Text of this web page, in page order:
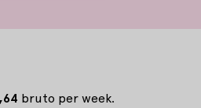
bruto per week.